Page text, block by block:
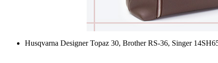
Husqvarna Designer Topaz 30, Brother RS-36, Singer